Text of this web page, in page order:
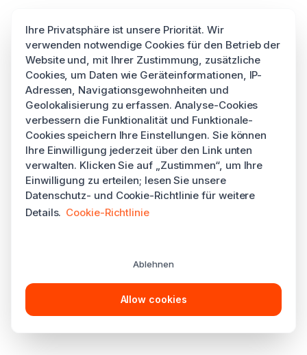
Ihre Privatsphäre ist unsere Priorität. Wir
verwenden notwendige Cookies für den Betrieb der
Website und, mit Ihrer Zustimmung, zusätzliche
Cookies, um Daten wie Geräteinformationen, IP-
Adressen, Navigationsgewohnheiten und
Geolokalisierung zu erfassen. Analyse-Cookies
verbessern die Funktionalität und Funktionale-
Cookies speichern Ihre Einstellungen. Sie können
Ihre Einwilligung jederzeit über den Link unten
verwalten. Klicken Sie auf „Zustimmen“, um Ihre
Einwilligung zu erteilen; lesen Sie unsere
Datenschutz- und Cookie-Richtlinie für weitere
Details. Cookie-Richtlinie
Ablehnen
Allow cookies